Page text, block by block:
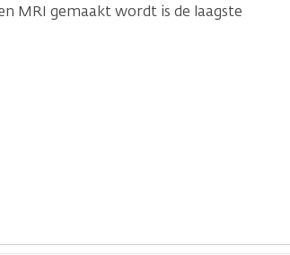
MRI gemaakt wordt is de laagste